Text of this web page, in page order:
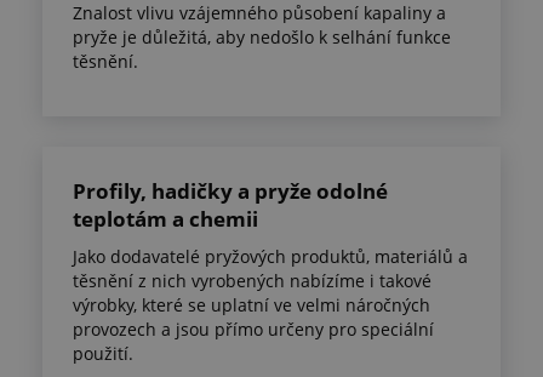
Znalost vlivu vzájemného působení kapaliny a
pryže je důležitá, aby nedošlo k selhání funkce
těsnění.
Profily, hadičky a pryže odolné
teplotám a chemii
Jako dodavatelé pryžových produktů, materiálů a
těsnění z nich vyrobených nabízíme i takové
výrobky, které se uplatní ve velmi náročných
provozech a jsou přímo určeny pro speciální
použití.